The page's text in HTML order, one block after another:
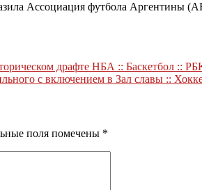
Ассоциация футбола Аргентины
драфте НБА :: Баскетбол ::
с включением в Зал славы ::
поля помечены *